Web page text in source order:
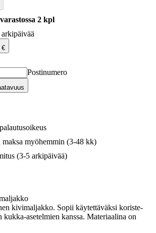
2 kpl
€
Postinumero
maksa myöhemmin (3-48 kk)
(3-5 arkipäivää)
kivimaljakko. Sopii käytettäväksi koriste-
kukka-asetelmien kanssa. Materiaalina on